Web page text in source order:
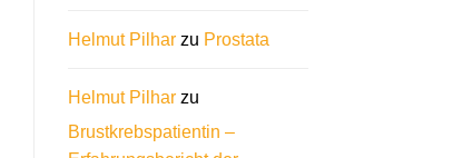
Helmut Pilharzu Prostata
Helmut Pilharzu
Brustkrebspatientin –